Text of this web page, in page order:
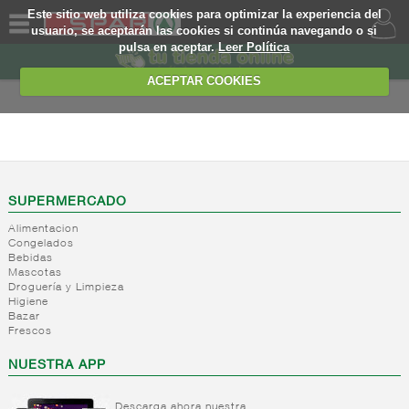
Este sitio web utiliza cookies para optimizar la experiencia del
usuario, se aceptarán las cookies si continúa navegando o si
pulsa en aceptar.Leer Política
ACEPTAR COOKIES
SOMOS
WEB
EJEMPLO
Nivel_3
Mayonesas
y salsas
ligeras
+
Mayonesas
Salsas
ligeras
Alioli
Ketchup
Ketchup
Salsas +
Mostaza
Salsas
frias
Salsas
calientes
Vinagres y
aderezantes
Vinagres
concetrado
Aceites +
SUPERMERCADO
Alimentacion
Congelados
Bebidas
Mascotas
Droguería y Limpieza
Higiene
Bazar
Frescos
NUESTRA APP